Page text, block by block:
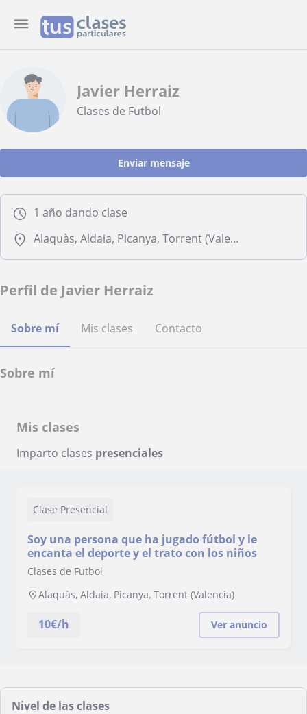
Javier Herraiz
Clases de Futbol
Enviar mensaje
1 año dando clase
Alaquàs, Aldaia, Picanya, Torrent (Valencia)
Perfil de Javier Herraiz
Sobre mí Mis clases Contacto
Sobre mí
Mis clases
Imparto clases presenciales
Clase Presencial
Soy una persona que ha jugado fútbol y le
encanta el deporte y el trato con los niños
Clases de Futbol
Alaquàs, Aldaia, Picanya, Torrent (Valencia)
10€/h Ver anuncio
Nivel de las clases